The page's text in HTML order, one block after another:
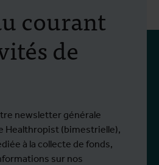
courant
de
newsletter générale
Healthropist (bimestrielle),
à la collecte de fonds,
sur nos